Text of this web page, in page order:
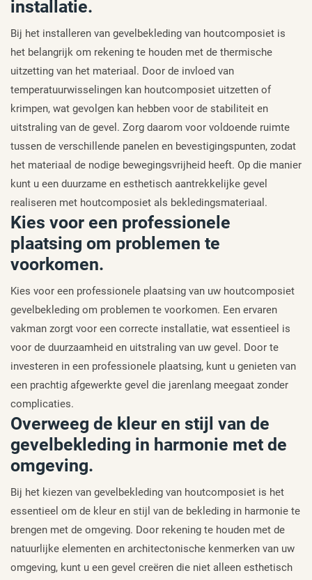
installatie.
Bij het installeren van gevelbekleding van houtcomposiet is
het belangrijk om rekening te houden met de thermische
uitzetting van het materiaal. Door de invloed van
temperatuurwisselingen kan houtcomposiet uitzetten of
krimpen, wat gevolgen kan hebben voor de stabiliteit en
uitstraling van de gevel. Zorg daarom voor voldoende ruimte
tussen de verschillende panelen en bevestigingspunten, zodat
het materiaal de nodige bewegingsvrijheid heeft. Op die manier
kunt u een duurzame en esthetisch aantrekkelijke gevel
realiseren met houtcomposiet als bekledingsmateriaal.
Kies voor een professionele
plaatsing om problemen te
voorkomen.
Kies voor een professionele plaatsing van uw houtcomposiet
gevelbekleding om problemen te voorkomen. Een ervaren
vakman zorgt voor een correcte installatie, wat essentieel is
voor de duurzaamheid en uitstraling van uw gevel. Door te
investeren in een professionele plaatsing, kunt u genieten van
een prachtig afgewerkte gevel die jarenlang meegaat zonder
complicaties.
Overweeg de kleur en stijl van de
gevelbekleding in harmonie met de
omgeving.
Bij het kiezen van gevelbekleding van houtcomposiet is het
essentieel om de kleur en stijl van de bekleding in harmonie te
brengen met de omgeving. Door rekening te houden met de
natuurlijke elementen en architectonische kenmerken van uw
omgeving, kunt u een gevel creëren die niet alleen esthetisch